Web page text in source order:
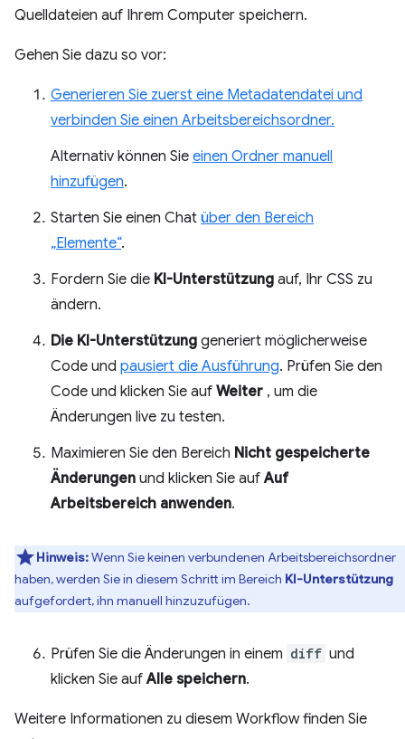
Quelldateien auf Ihrem Computer speichern.
Gehen Sie dazu so vor:
Generieren Sie zuerst eine Metadatendatei und
verbinden Sie einen Arbeitsbereichsordner.
Alternativ können Sie einen Ordner manuell
hinzufügen.
Starten Sie einen Chat über den Bereich
„Elemente“.
Fordern Sie die KI-Unterstützung auf, Ihr CSS zu
ändern.
Die KI-Unterstützung generiert möglicherweise
Code und pausiert die Ausführung. Prüfen Sie den
Code und klicken Sie auf Weiter , um die
Änderungen live zu testen.
Maximieren Sie den Bereich Nicht gespeicherte
Änderungen und klicken Sie aufAuf
Arbeitsbereich anwenden.
Hinweis:Wenn Sie keinen verbundenen Arbeitsbereichsordner
haben, werden Sie in diesem Schritt im Bereich KI-Unterstützung
aufgefordert, ihn manuell hinzuzufügen.
Prüfen Sie die Änderungen in einem diff und
klicken Sie aufAlle speichern.
Weitere Informationen zu diesem Workflow finden Sie